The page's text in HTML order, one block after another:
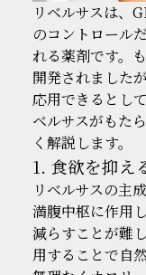
リベルサスは、
のコントロール
れる薬剤です。
開発されました
応用できるとし
ベルサスがもた
く解説します。
1. 食欲を抑え
リベルサスの主
満腹中枢に作用
減らすことが難
用することで自